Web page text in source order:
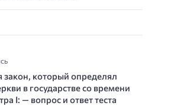
закон, который определял
в государстве со времени
I: — вопрос и ответ теста